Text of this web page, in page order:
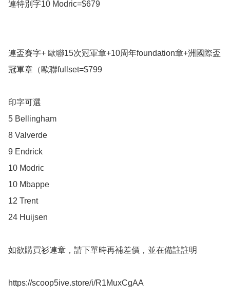
連特別字10 Modric=$679
連盃賽字+ 歐聯15次冠軍章+10周年foundation章+洲國際盃
冠軍章（歐聯fullset=$799
印字可選
5 Bellingham
8 Valverde
9 Endrick
10 Modric
10 Mbappe
12 Trent
24 Huijsen
如欲購買衫連章，請下單時再補差價，並在備註註明
https://scoop5ive.store/i/R1MuxCgAA